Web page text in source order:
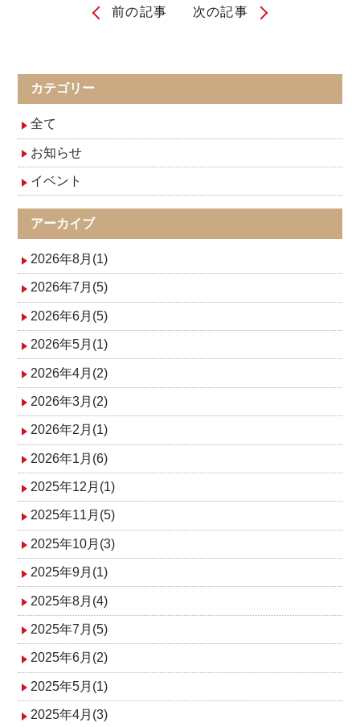
ナ
ビ
ゲ
ー
シ
ョ
ン
前の記事 次の記事
カテゴリー
全て
お知らせ
イベント
アーカイブ
2026年8月(1)
2026年7月(5)
2026年6月(5)
2026年5月(1)
2026年4月(2)
2026年3月(2)
2026年2月(1)
2026年1月(6)
2025年12月(1)
2025年11月(5)
2025年10月(3)
2025年9月(1)
2025年8月(4)
2025年7月(5)
2025年6月(2)
2025年5月(1)
2025年4月(3)